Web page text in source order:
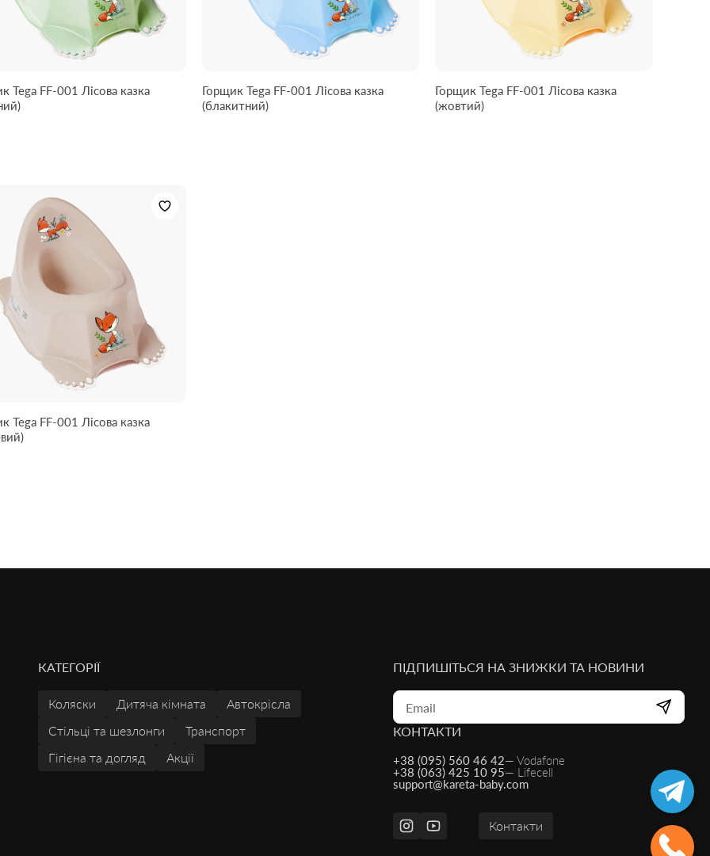
Tega FF-001 Лісова казка
Горщик Tega FF-001 Лісова казка
(блакитний)
Горщик Tega FF-001 Лісова казка
(жовтий)
Tega FF-001 Лісова казка
КАТЕГОРІЇ
Коляски Дитяча кімната
Автокрісла
Стільці та шезлонги
Транспорт
Гігієна та догляд
Акції
ПІДПИШІТЬСЯ НА ЗНИЖКИ ТА НОВИНИ
КОНТАКТИ
+38 (095) 560 46 42— Vodafone
+38 (063) 425 10 95— Lifecell
support@kareta-baby.com
Контакти